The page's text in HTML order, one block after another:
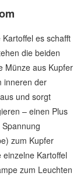
es schafft
die beiden
Münze aus Kupfer
inneren der
und sorgt
– einen Plus
zum Kupfer
Kartoffel
zum Leuchten